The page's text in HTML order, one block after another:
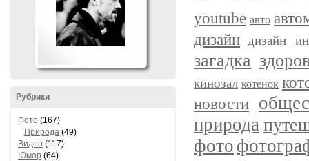
Рубрики
Фото (167)
Природа (49)
Видео (117)
Юмор (64)
youtube авто
дизайн дизайн
загадка
кинозал котенок
новости
природа
фото